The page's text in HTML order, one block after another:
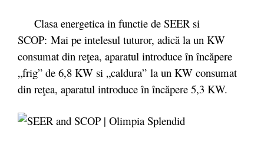
Clasa energetica in functie de SEER si
SCOP: Mai pe intelesul tuturor, adică la un KW
consumat din reţea, aparatul introduce în încăpere
„frig” de 6,8 KW si „caldura” la un KW consumat
din reţea, aparatul introduce în încăpere 5,3 KW.